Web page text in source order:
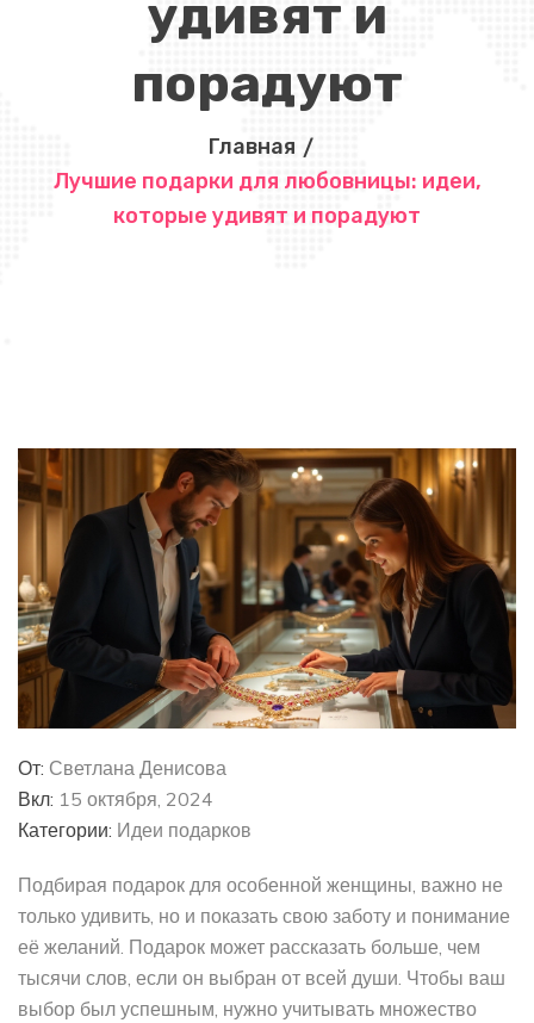
удивят и
порадуют
Главная
Лучшие подарки для любовницы: идеи,
которые удивят и порадуют
От: Светлана Денисова
Вкл: 15 октября, 2024
Категории: Идеи подарков
Подбирая подарок для особенной женщины, важно не
только удивить, но и показать свою заботу и понимание
её желаний. Подарок может рассказать больше, чем
тысячи слов, если он выбран от всей души. Чтобы ваш
выбор был успешным, нужно учитывать множество